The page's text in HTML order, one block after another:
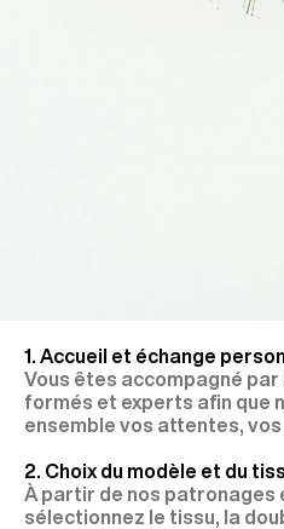
1. Accueil et échange
Vous êtes accompagné par
formés et experts afin que
ensemble vos attentes,
2. Choix du modèle et du
À partir de nos patronages
sélectionnez le tissu, la